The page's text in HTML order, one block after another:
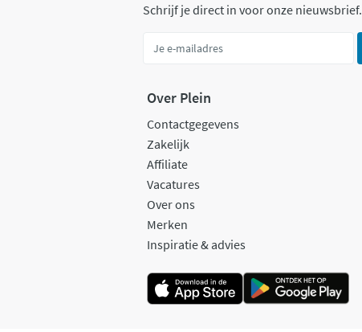
Schrijf je direct in voor onze nieuwsbrief.
Over Plein
Contactgegevens
Zakelijk
Affiliate
Vacatures
Over ons
Merken
Inspiratie & advies